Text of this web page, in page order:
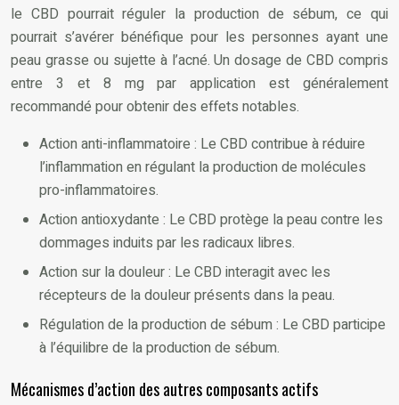
le CBD pourrait réguler la production de sébum, ce qui
pourrait s’avérer bénéfique pour les personnes ayant une
peau grasse ou sujette à l’acné. Un dosage de CBD compris
entre 3 et 8 mg par application est généralement
recommandé pour obtenir des effets notables.
Action anti-inflammatoire : Le CBD contribue à réduire
l’inflammation en régulant la production de molécules
pro-inflammatoires.
Action antioxydante : Le CBD protège la peau contre les
dommages induits par les radicaux libres.
Action sur la douleur : Le CBD interagit avec les
récepteurs de la douleur présents dans la peau.
Régulation de la production de sébum : Le CBD participe
à l’équilibre de la production de sébum.
Mécanismes d’action des autres composants actifs